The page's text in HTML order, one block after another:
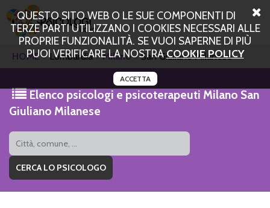
QUESTO SITO WEB O LE SUE COMPONENTI DI
TERZE PARTI UTILIZZANO I COOKIES NECESSARI ALLE
PROPRIE FUNZIONALITÀ. SE VUOI SAPERNE DI PIÙ
PUOI VERIFICARE LA NOSTRACOOKIE POLICY
ACCETTA
HOME Lombardia Milano San Giuliano Milanese
Elenco psicologi e psicoterapeuti Milano San
Giuliano Milanese